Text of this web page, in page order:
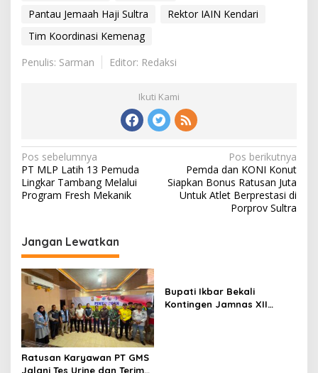
Pantau Jemaah Haji Sultra
Rektor IAIN Kendari
Tim Koordinasi Kemenag
Penulis: Sarman
Editor: Redaksi
Ikuti Kami
Navigasi
pos
Pos sebelumnya
PT MLP Latih 13 Pemuda
Lingkar Tambang Melalui
Program Fresh Mekanik
Pos berikutnya
Pemda dan KONI Konut
Siapkan Bonus Ratusan Juta
Untuk Atlet Berprestasi di
Porprov Sultra
Jangan Lewatkan
Ratusan Karyawan PT GMS
Jalani Tes Urine dan Terima
Bupati Ikbar Bekali
Kontingen Jamnas XII